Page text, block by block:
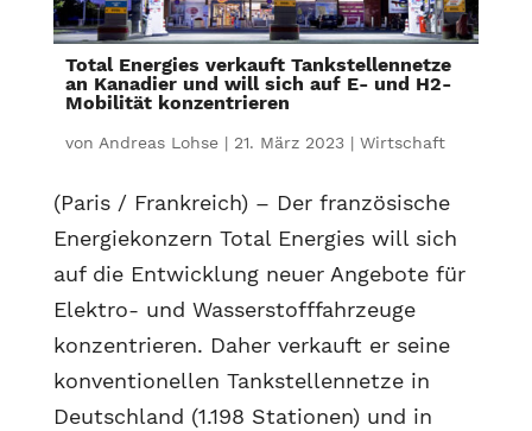
Total Energies verkauft Tankstellennetze
an Kanadier und will sich auf E- und H2-
Mobilität konzentrieren
von Andreas Lohse| 21. März 2023| Wirtschaft
(Paris / Frankreich) – Der französische
Energiekonzern Total Energies will sich
auf die Entwicklung neuer Angebote für
Elektro- und Wasserstofffahrzeuge
konzentrieren. Daher verkauft er seine
konventionellen Tankstellennetze in
Deutschland (1.198 Stationen) und in